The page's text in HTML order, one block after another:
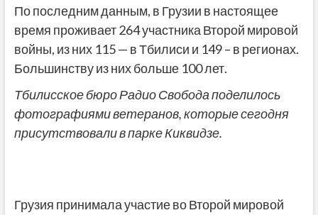
По последним данным, в Грузии в настоящее
время проживает 264 участника Второй мировой
войны, из них 115 — в Тбилиси и 149 – в регионах.
Большинству из них больше 100 лет.
Тбилисское бюро Радио Свобода поделилось
фотографиями ветеранов, которые сегодня
присутствовали в парке Киквидзе.
Грузия принимала участие во Второй мировой